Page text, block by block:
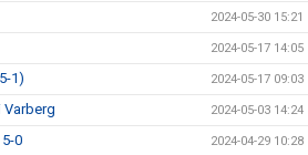
2024-05-30 15:21
2024-05-17 14:05
1) 2024-05-17 09:03
Varberg 2024-05-03 14:24
0 2024-04-29 10:28